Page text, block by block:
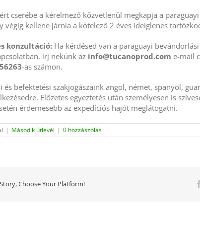
cserébe a kérelmező közvetlenül megkapja a
végig kellene járnia a kötelező 2 éves ideiglenes
konzultáció: Ha kérdésed van a paraguayi
írj nekünk az info@tucanoprod.com e-mail
-as számon.
és befektetési szakjogászaink angol, német, spanyol,
Előzetes egyeztetés után személyesen is
érdemesebb az expedíciós hajót meglátogatni.
| Második útlevél | 0 hozzászólás
Choose Your Platform!